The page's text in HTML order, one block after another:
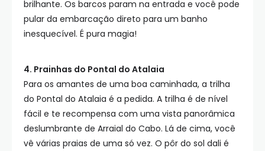
brilhante. Os barcos param na entrada e você pode
pular da embarcação direto para um banho
inesquecível. É pura magia!
4. Prainhas do Pontal do Atalaia
Para os amantes de uma boa caminhada, a trilha
do Pontal do Atalaia é a pedida. A trilha é de nível
fácil e te recompensa com uma vista panorâmica
deslumbrante de Arraial do Cabo. Lá de cima, você
vê várias praias de uma só vez. O pôr do sol dali é